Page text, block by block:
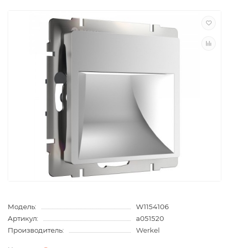
Модель:
W1154106
Артикул:
a051520
Производитель:
Werkel